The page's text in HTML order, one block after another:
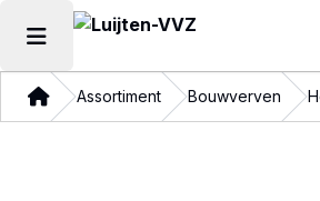
Hoofdmenu openen
ThuisAssortiment Bouwverven